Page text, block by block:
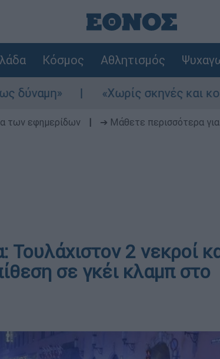
Κόσμος Αθλητισμός
«Χωρίς σκηνές και
των εφημερίδων ➔ Μάθετε περισσότερα
2 νεκροί
σε γκέι κλαμπ στο